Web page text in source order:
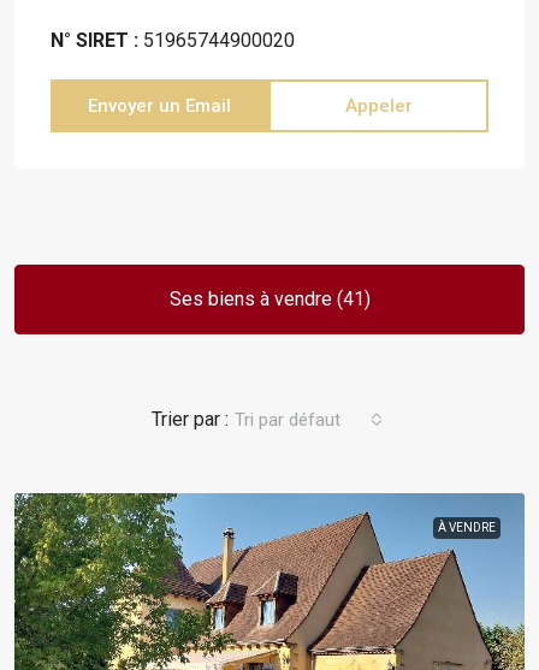
N° SIRET : 51965744900020
Envoyer un Email Appeler
Ses biens à vendre (41)
Tri par défaut
À VENDRE